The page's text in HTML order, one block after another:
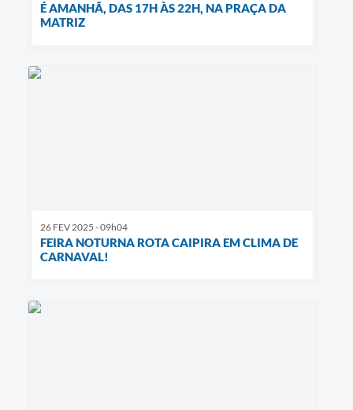
É AMANHÃ, DAS 17H ÀS 22H, NA PRAÇA DA
MATRIZ
26 FEV 2025 - 09h04
FEIRA NOTURNA ROTA CAIPIRA EM CLIMA DE
CARNAVAL!